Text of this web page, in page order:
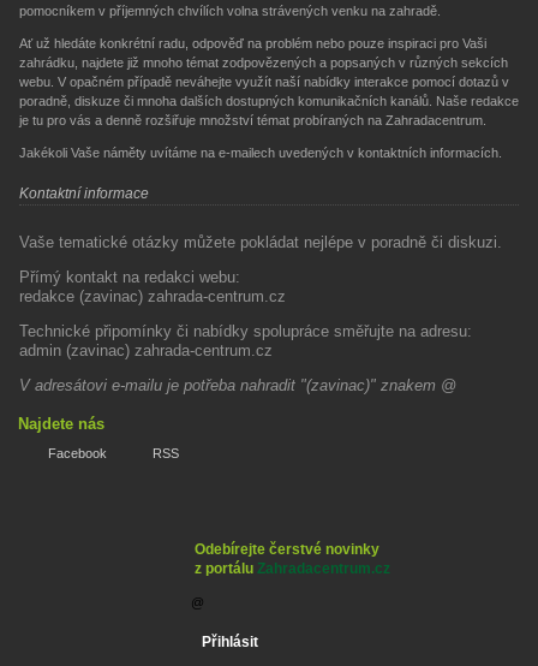
pomocníkem v příjemných chvílích volna strávených venku na zahradě.
Ať už hledáte konkrétní radu, odpověď na problém nebo pouze inspiraci pro Vaši
zahrádku, najdete již mnoho témat zodpovězených a popsaných v různých sekcích
webu. V opačném případě neváhejte využít naší nabídky interakce pomocí dotazů v
poradně, diskuze či mnoha dalších dostupných komunikačních kanálů. Naše redakce
je tu pro vás a denně rozšiřuje množství témat probíraných na Zahradacentrum.
Jakékoli Vaše náměty uvítáme na e-mailech uvedených v kontaktních informacích.
Kontaktní informace
Vaše tematické otázky můžete pokládat nejlépe v poradně či diskuzi.
Přímý kontakt na redakci webu:
redakce (zavinac) zahrada-centrum.cz
Technické připomínky či nabídky spolupráce směřujte na adresu:
admin (zavinac) zahrada-centrum.cz
V adresátovi e-mailu je potřeba nahradit "(zavinac)" znakem @
Najdete nás
Facebook RSS
Odebírejte čerstvé novinky
z portálu Zahradacentrum.cz